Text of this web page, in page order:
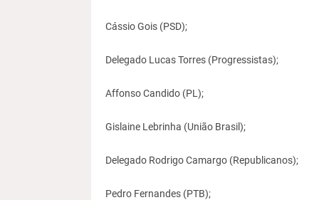
Cássio Gois (PSD);
Delegado Lucas Torres (Progressistas);
Affonso Candido (PL);
Gislaine Lebrinha (União Brasil);
Delegado Rodrigo Camargo (Republicanos);
Pedro Fernandes (PTB);